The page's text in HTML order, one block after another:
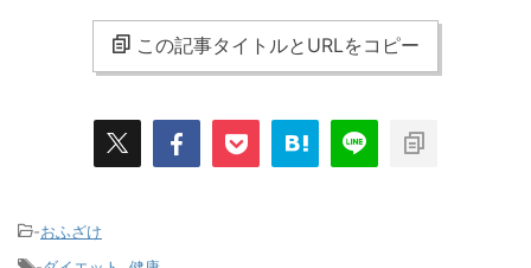
この記事タイトルとURLをコピー
-おふざけ